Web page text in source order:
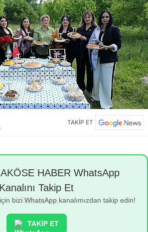
TAKİP ET
HABER WhatsApp
Kanalını Takip Et
bizi WhatsApp kanalımızdan takip edin!
TAKİP ET